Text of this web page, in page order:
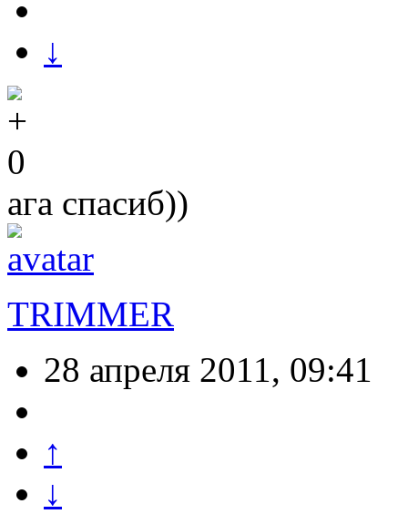
↓
0
ага спасиб))
TRIMMER
28 апреля 2011, 09:41
↑
↓